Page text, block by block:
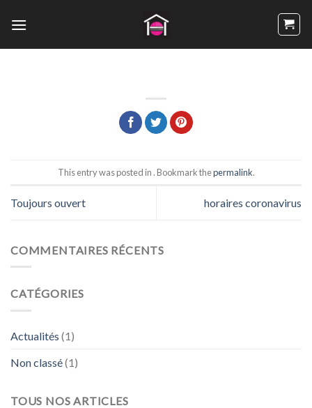
COMMENTAIRES RÉCENTS
CATÉGORIES
Actualités (1)
Non classé(1)
TOUS NOS ARTICLES
This entry was posted in . Bookmark thepermalink.
Toujours ouvert horaires coronavirus